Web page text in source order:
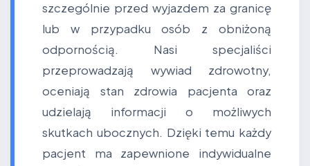
szczególnie przed wyjazdem za granicę
lub w przypadku osób z obniżoną
odpornością. Nasi specjaliści
przeprowadzają wywiad zdrowotny,
oceniają stan zdrowia pacjenta oraz
udzielają informacji o możliwych
skutkach ubocznych. Dzięki temu każdy
pacjent ma zapewnione indywidualne